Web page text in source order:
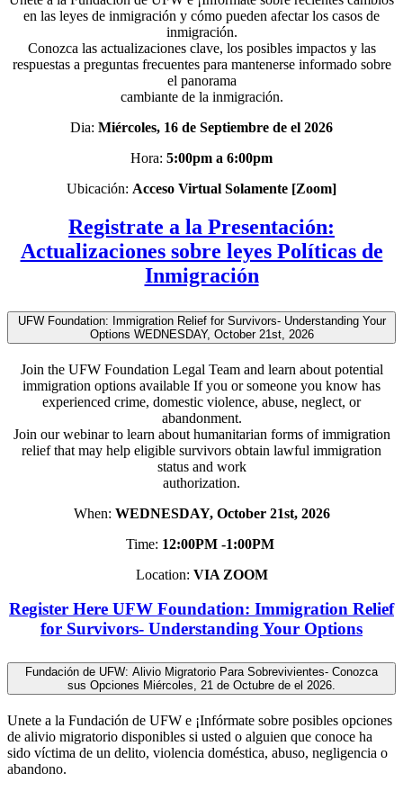
en las leyes de inmigración y cómo pueden afectar los casos de
inmigración.
Conozca las actualizaciones clave, los posibles impactos y las
respuestas a preguntas frecuentes para mantenerse informado sobre
el panorama
cambiante de la inmigración.
Dia: Miércoles, 16 de Septiembre de el 2026
Hora: 5:00pm a 6:00pm
Ubicación: Acceso Virtual Solamente [Zoom]
Registrate a la Presentación:
Actualizaciones sobre leyes Políticas de
Inmigración
UFW Foundation: Immigration Relief for Survivors- Understanding Your
Options WEDNESDAY, October 21st, 2026
Join the UFW Foundation Legal Team and learn about potential
immigration options available If you or someone you know has
experienced crime, domestic violence, abuse, neglect, or
abandonment.
Join our webinar to learn about humanitarian forms of immigration
relief that may help eligible survivors obtain lawful immigration
status and work
authorization.
When: WEDNESDAY, October 21st, 2026
Time: 12:00PM -1:00PM
Location: VIA ZOOM
Register Here UFW Foundation: Immigration Relief
for Survivors- Understanding Your Options
Fundación de UFW: Alivio Migratorio Para Sobrevivientes- Conozca
sus Opciones Miércoles, 21 de Octubre de el 2026.
Unete a la Fundación de UFW e ¡Infórmate sobre posibles opciones
de alivio migratorio disponibles si usted o alguien que conoce ha
sido víctima de un delito, violencia doméstica, abuso, negligencia o
abandono.